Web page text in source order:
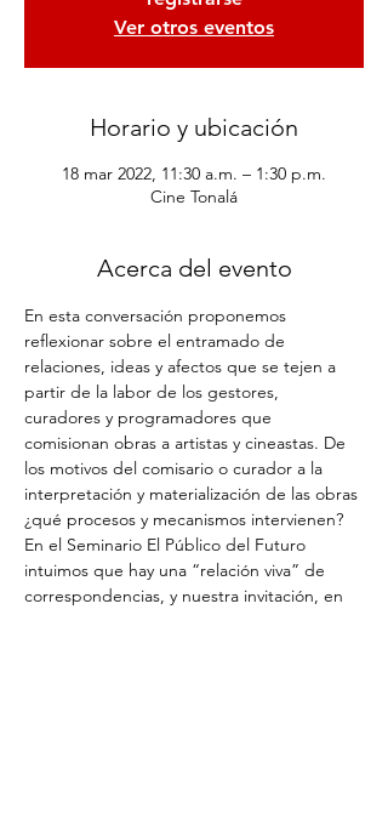
Ver otros eventos
Horario y ubicación
18 mar 2022, 11:30 a.m. – 1:30 p.m.
Cine Tonalá
Acerca del evento
En esta conversación proponemos
reflexionar sobre el entramado de
relaciones, ideas y afectos que se tejen a
partir de la labor de los gestores,
curadores y programadores que
comisionan obras a artistas y cineastas. De
los motivos del comisario o curador a la
interpretación y materialización de las obras
¿qué procesos y mecanismos intervienen?
En el Seminario El Público del Futuro
intuimos que hay una “relación viva” de
correspondencias, y nuestra invitación, en